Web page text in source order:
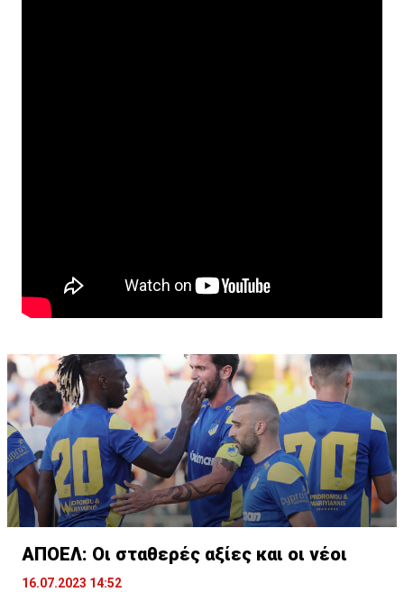
ΑΠΟΕΛ: Οι σταθερές αξίες και οι νέοι
16.07.2023 14:52